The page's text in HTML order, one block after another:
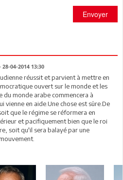
Envoyer
28-04-2014 13:30
réussit et parvient à mettre en
ouvert sur le monde et les
du monde arabe commencera à
vienne en aide.Une chose est sûre.De
que le régime se réformera en
et pacifiquement bien que le roi
soit qu'il sera balayé par une